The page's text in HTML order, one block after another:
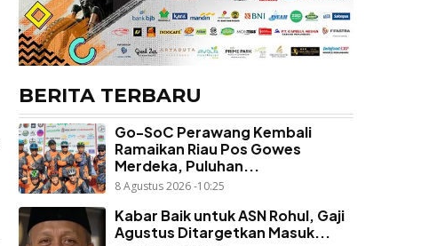
BERITA TERBARU
Go-SoC Perawang Kembali
Ramaikan Riau Pos Gowes
Merdeka, Puluhan...
8 Agustus 2026 -10:25
Kabar Baik untuk ASN Rohul, Gaji
Agustus Ditargetkan Masuk...